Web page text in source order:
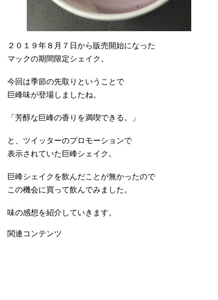
２０１９年８月７日から販売開始になった
マックの期間限定シェイク。
今回は季節の先取りということで
巨峰味が登場しましたね。
「芳醇な巨峰の香りを満喫できる。」
と、ツイッターのプロモーションで
表示されていた巨峰シェイク。
巨峰シェイクを飲んだことが無かったので
この機会に買って飲んでみました。
味の感想を紹介していきます。
関連コンテンツ